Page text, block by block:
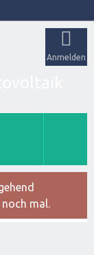
Anmelden
mal.